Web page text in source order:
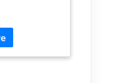
qui
outils
et conçus
un héritage
avenir
les outils